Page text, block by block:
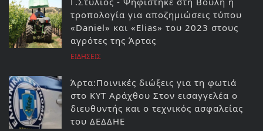
τροπολογία για αποζημιώσεις τύπου
«Daniel» και «Elias» του 2023 στους
αγρότες της Άρτας
ΕΙΔΗΣΕΙΣ
Άρτα:Ποινικές διώξεις για τη φωτιά
στο ΚΥΤ Αράχθου Στον εισαγγελέα ο
διευθυντής και ο τεχνικός ασφαλείας
του ΔΕΔΔΗΕ